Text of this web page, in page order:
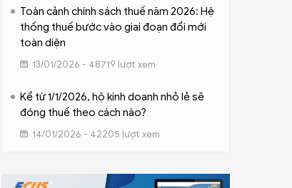
Toàn cảnh chính sách thuế năm 2026: Hệ
thống thuế bước vào giai đoạn đổi mới
toàn diện
13/01/2026 - 48719 lượt xem
Kể từ 1/1/2026, hộ kinh doanh nhỏ lẻ sẽ
đóng thuế theo cách nào?
14/01/2026 - 42205 lượt xem